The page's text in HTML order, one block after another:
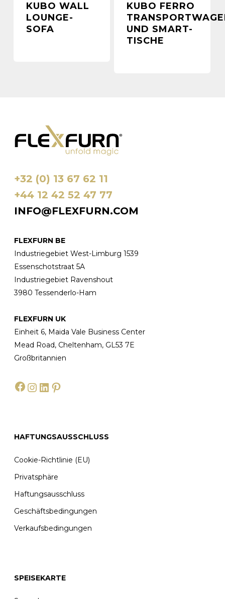
KUBO WALL
LOUNGE-
SOFA
KUBO FERRO
UND SMART-
TISCHE
+32 (0) 13 67 62 11
+44 12 42 52 47 77
INFO@FLEXFURN.COM
FLEXFURN BE
Industriegebiet West-Limburg 1539
Essenschotstraat 5A
Industriegebiet Ravenshout
3980 Tessenderlo-Ham
FLEXFURN UK
Einheit 6, Maida Vale Business Center
Mead Road, Cheltenham, GL53 7E
Großbritannien
Facebook
Instagram
LinkedIn
HAFTUNGSAUSSCHLUSS
Cookie-Richtlinie (EU)
Privatsphäre
Haftungsausschluss
Geschäftsbedingungen
Verkaufsbedingungen
SPEISEKARTE